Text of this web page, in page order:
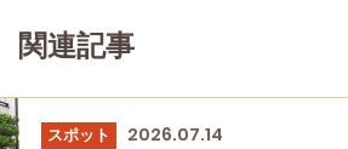
関連記事
スポット 2026.07.14